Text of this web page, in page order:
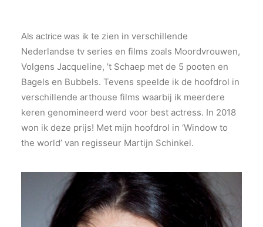
Als actrice was ik te zien in verschillende
Nederlandse tv series en films zoals Moordvrouwen,
Volgens Jacqueline, ’t Schaep met de 5 pooten en
Bagels en Bubbels. Tevens speelde ik de hoofdrol in
verschillende arthouse films waarbij ik meerdere
keren genomineerd werd voor best actress. In 2018
won ik deze prijs! Met mijn hoofdrol in ‘Window to
the world’ van regisseur Martijn Schinkel.